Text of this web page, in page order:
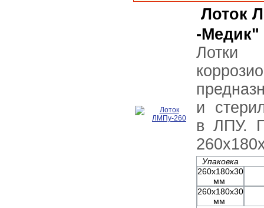
Лоток
-Медик"
Лотки
и
в ЛПУ.
Упаковка
260х180х30
мм
260х180х30
мм